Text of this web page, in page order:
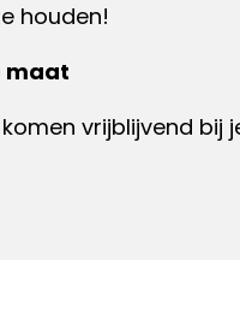
houden!
maat
vrijblijvend bij